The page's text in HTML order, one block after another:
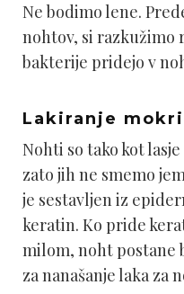
Ne bodimo lene.
nohtov, si razkužimo
bakterije pridejo v
Lakiranje
Nohti so tako kot
zato jih ne smemo
je sestavljen iz
keratin. Ko pride
milom, noht
za nanašanje laka za